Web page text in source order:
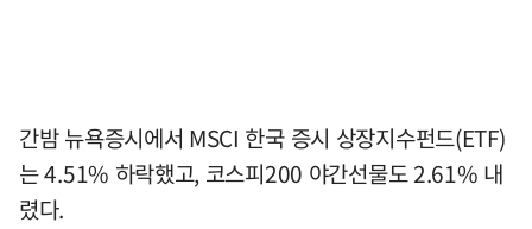
간밤 뉴욕증시에서 MSCI 한국 증시 상장지수펀드(ETF)
는 4.51% 하락했고, 코스피200 야간선물도 2.61% 내
렸다.